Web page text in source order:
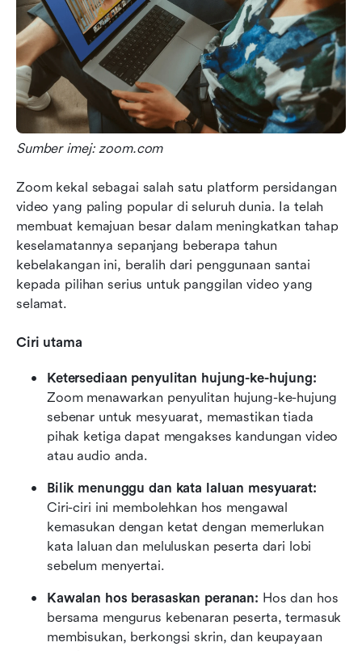
Sumber imej: zoom.com
Zoom kekal sebagai salah satu platform persidangan
video yang paling popular di seluruh dunia. Ia telah
membuat kemajuan besar dalam meningkatkan tahap
keselamatannya sepanjang beberapa tahun
kebelakangan ini, beralih dari penggunaan santai
kepada pilihan serius untuk panggilan video yang
selamat.
Ciri utama
Ketersediaan penyulitan hujung-ke-hujung:
Zoom menawarkan penyulitan hujung-ke-hujung
sebenar untuk mesyuarat, memastikan tiada
pihak ketiga dapat mengakses kandungan video
atau audio anda.
Bilik menunggu dan kata laluan mesyuarat:
Ciri-ciri ini membolehkan hos mengawal
kemasukan dengan ketat dengan memerlukan
kata laluan dan meluluskan peserta dari lobi
sebelum menyertai.
Kawalan hos berasaskan peranan: Hos dan hos
bersama mengurus kebenaran peserta, termasuk
membisukan, berkongsi skrin, dan keupayaan